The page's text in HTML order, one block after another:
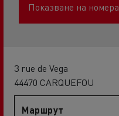
Показване на номера
3 rue de Vega
44470 CARQUEFOU
Маршрут